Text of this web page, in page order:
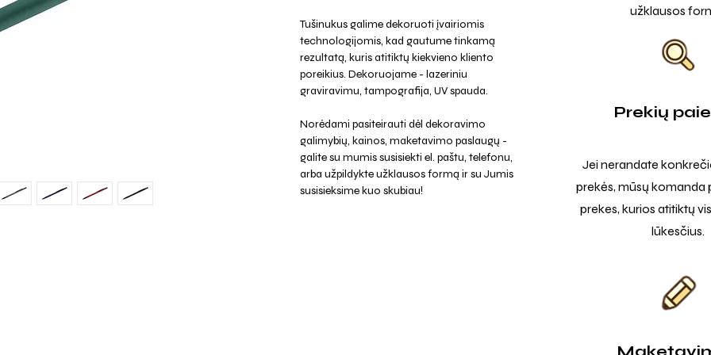
Tušinukus galime dekoruoti įvairiomis
technologijomis, kad gautume tinkamą
rezultatą, kuris atitiktų kiekvieno kliento
poreikius. Dekoruojame - lazeriniu
graviravimu, tampografija, UV spauda.
Norėdami pasiteirauti dėl dekoravimo
galimybių, kainos, maketavimo paslaugų -
galite su mumis susisiekti el. paštu, telefonu,
arba užpildykte užklausos formą ir su Jumis
susisieksime kuo skubiau!
užklausos
Prekių
Jei nerandate
prekės, mūsų komanda
prekes, kurios atitiktų
lūkesčius.